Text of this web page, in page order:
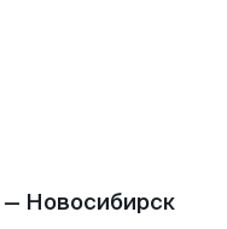
Новосибирск